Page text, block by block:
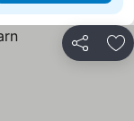
Teilen